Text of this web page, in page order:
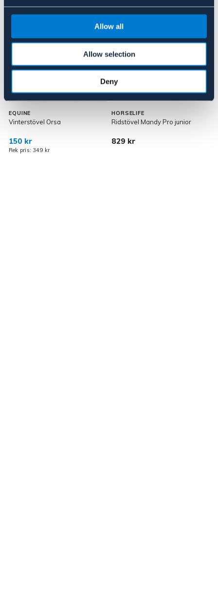
Allow all
Allow selection
Deny
OUTLETPRIS
EQUINE
Vinterstövel Orsa
150 kr
Rek pris: 349 kr
JUNIOR
HORSELIFE
Ridstövel Mandy Pro junior
829 kr